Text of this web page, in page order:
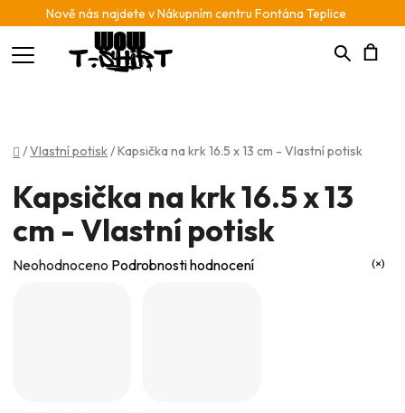
Nově nás najdete v Nákupním centru Fontána Teplice
Hledat
Domů
/Vlastní potisk/Kapsička na krk 16.5 x 13 cm - Vlastní potisk
Kapsička na krk 16.5 x 13
cm - Vlastní potisk
Průměrné
Neohodnoceno Podrobnosti hodnocení